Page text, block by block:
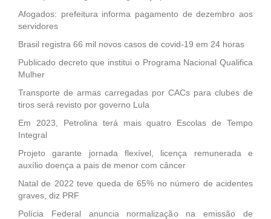
Afogados: prefeitura informa pagamento de dezembro aos
servidores
Brasil registra 66 mil novos casos de covid-19 em 24 horas
Publicado decreto que institui o Programa Nacional Qualifica
Mulher
Transporte de armas carregadas por CACs para clubes de
tiros será revisto por governo Lula
Em 2023, Petrolina terá mais quatro Escolas de Tempo
Integral
Projeto garante jornada flexível, licença remunerada e
auxílio doença a pais de menor com câncer
Natal de 2022 teve queda de 65% no número de acidentes
graves, diz PRF
Polícia Federal anuncia normalização na emissão de